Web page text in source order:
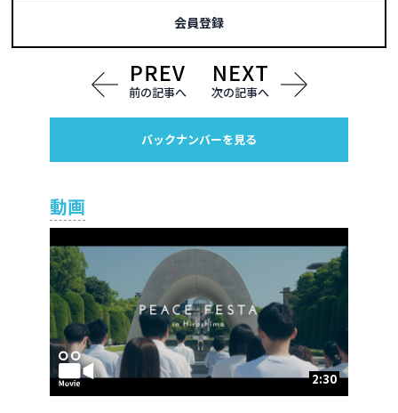
会員登録
前の記事へ 次の記事へ
バックナンバーを見る
動画
2:30